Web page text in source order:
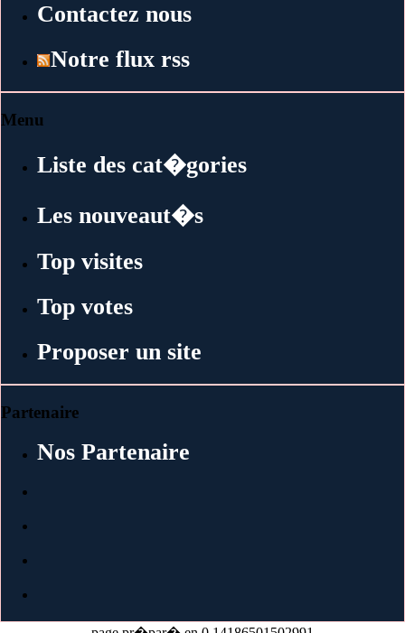
Contactez nous
Notre flux rss
Menu
Liste des cat�gories
Les nouveaut�s
Top visites
Top votes
Proposer un site
Partenaire
Nos Partenaire